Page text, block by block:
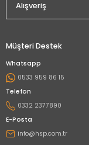
Alışveriş
Müşteri Destek
Whatsapp
0533 959 86 15
Telefon
0332 2377890
E-Posta
info@hsp.com.tr